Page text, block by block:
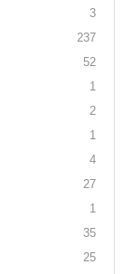
3
237
52
1
2
1
4
27
1
35
25